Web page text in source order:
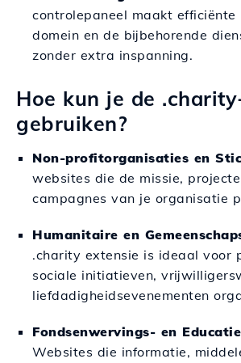
controlepaneel maakt efficiënte
domein en de bijbehorende
zonder extra inspanning.
Hoe kun je de
gebruiken?
Non-profitorganisaties en
websites die de missie,
campagnes van je organisatie
Humanitaire en
.charity extensie is ideaal voor
sociale initiatieven,
liefdadigheidsevenementen
Fondsenwervings- en
Websites die informatie,